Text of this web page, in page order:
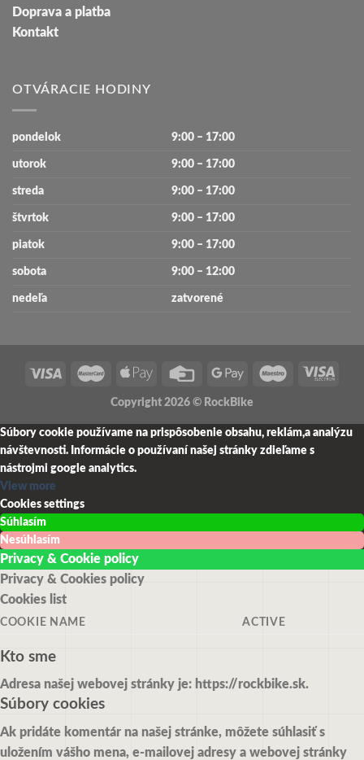
Doprava a platba
Kontakt
OTVÁRACIE HODINY
pondelok 9:00 – 17:00
utorok 9:00 – 17:00
streda 9:00 – 17:00
štvrtok 9:00 – 17:00
piatok 9:00 – 17:00
sobota 9:00 – 12:00
nedeľa zatvorené
Copyright 2026 © RockBike
Súbory cookie používame na prispôsobenie obsahu, reklám,a analýzu
návštevnosti. Informácie o používaní našej stránky zdieľame s
nástrojmi google analytics.
View more
Cookies settings
Súhlasím
Nesúhlasím
Privacy & Cookie policy
Privacy & Cookies policy
Cookies list
COOKIE NAME ACTIVE
Kto sme
Adresa našej webovej stránky je: https://rockbike.sk.
Súbory cookies
Ak pridáte komentár na našej stránke, môžete súhlasiť s
uložením vášho mena, e-mailovej adresy a webovej stránky